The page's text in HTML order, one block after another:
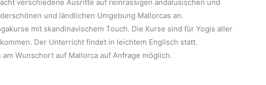
verschiedene Ausritte auf reinrassigen andalusischen und
und ländlichen Umgebung Mallorcas an.
mit skandinavischem Touch. Die Kurse sind für Yogis aller
Der Unterricht findet in leichtem Englisch statt.
Wunschort auf Mallorca auf Anfrage möglich.